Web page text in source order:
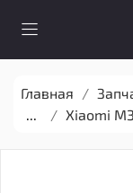
Главная
...
Xiaomi